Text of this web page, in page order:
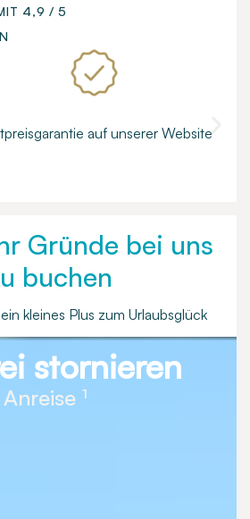
4,9 / 5
auf unserer Website
Gründe bei uns
buchen
kleines Plus zum Urlaubsglück
stornieren
¹